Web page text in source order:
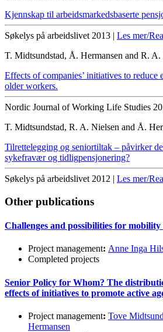
Kjennskap til arbeidsmarkedsbaserte
Søkelys på arbeidslivet 2013 | Les mer/
T. Midtsundstad, Å. Hermansen and R. A.
Effects of companies’ initiatives to reduce
older workers.
Nordic Journal of Working Life Studies
T. Midtsundstad, R. A. Nielsen and Å.
Tilrettelegging og seniortiltak – påvirker
sykefravær og tidligpensjonering?
Søkelys på arbeidslivet 2012 | Les mer/
Other publications
Challenges and possibilities for
Project management: Anne Inga
Completed projects
Senior Policy for Whom? The
effects of initiatives to promote active
Project management: Tove
Hermansen